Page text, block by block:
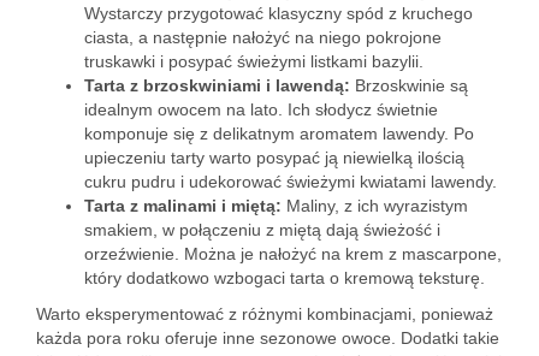
Wystarczy przygotować klasyczny spód z kruchego
ciasta, a następnie nałożyć na niego pokrojone
truskawki i posypać świeżymi listkami bazylii.
Tarta z brzoskwiniami i lawendą: Brzoskwinie są
idealnym owocem na lato. Ich słodycz świetnie
komponuje się z delikatnym aromatem lawendy. Po
upieczeniu tarty warto posypać ją niewielką ilością
cukru pudru i udekorować świeżymi kwiatami lawendy.
Tarta z malinami i miętą: Maliny, z ich wyrazistym
smakiem, w połączeniu z miętą dają świeżość i
orzeźwienie. Można je nałożyć na krem z mascarpone,
który dodatkowo wzbogaci tarta o kremową teksturę.
Warto eksperymentować z różnymi kombinacjami, ponieważ
każda pora roku oferuje inne sezonowe owoce. Dodatki takie